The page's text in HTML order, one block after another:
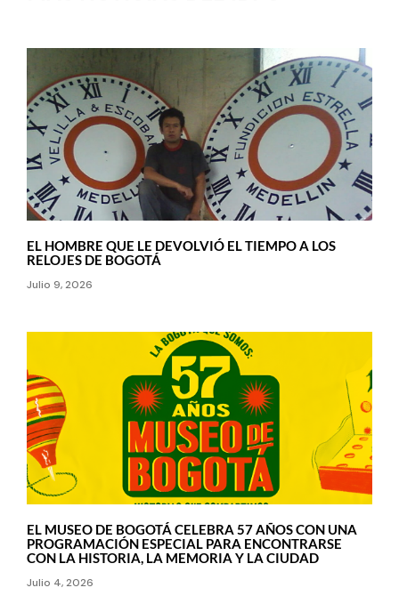
EL HOMBRE QUE LE DEVOLVIÓ EL TIEMPO A LOS
RELOJES DE BOGOTÁ
Julio 9, 2026
EL MUSEO DE BOGOTÁ CELEBRA 57 AÑOS CON UNA
PROGRAMACIÓN ESPECIAL PARA ENCONTRARSE
CON LA HISTORIA, LA MEMORIA Y LA CIUDAD
Julio 4, 2026